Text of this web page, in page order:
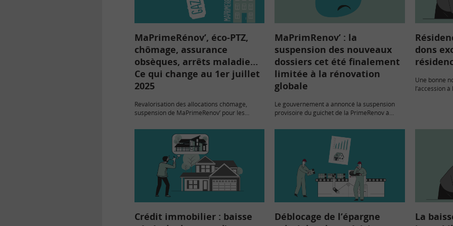
MaPrimeRénov’, éco-PTZ,
chômage, assurance
obsèques, arrêts maladie…
Ce qui change au 1er juillet
2025
Revalorisation des allocations chômage,
suspension de MaPrimeRenov’ pour les
d’attribution de l’éco-PTZ, nouveaux
formulaires d’arrêts maladie, nouveaux
contrats d’assurance obsèques et devis
funéraires : présentation des changements…
MaPrimRenov’ : la
suspension des nouveaux
dossiers cet été finalement
limitée à la rénovation
globale
Le gouvernement a annoncé la suspension
provisoire du guichet de la PrimeRenov à
15 septembre après un examen des dossiers
dons
Une bonne
l’accession
Crédit immobilier : baisse
Déblocage de l’épargne
La